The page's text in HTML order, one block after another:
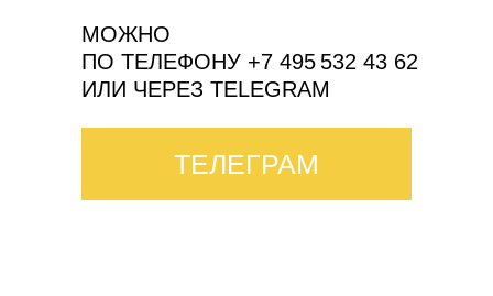
МОЖНО
ПО ТЕЛЕФОНУ +7 495 532 43 62
ИЛИ ЧЕРЕЗ TELEGRAM
ТЕЛЕГРАМ